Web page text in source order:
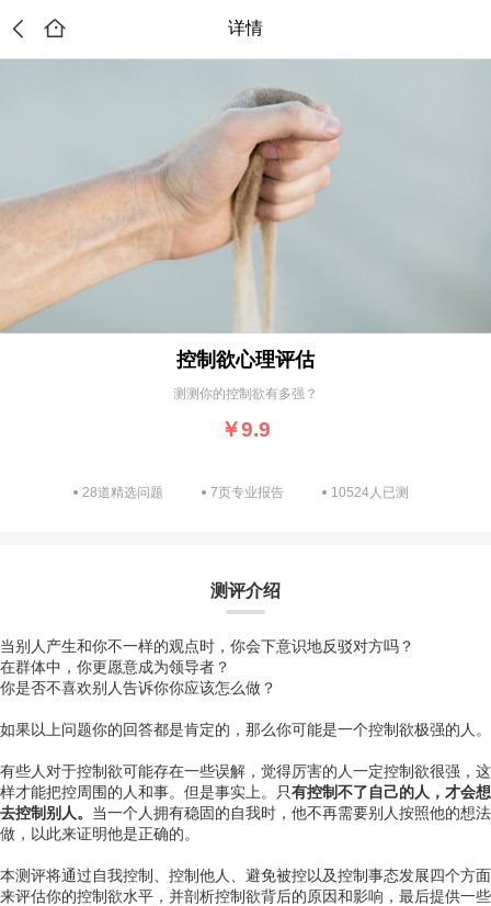
详情
控制欲心理评估
测测你的控制欲有多强？
￥9.9
28道精选问题 7页专业报告 10524人已测
测评介绍
当别人产生和你不一样的观点时，你会下意识地反驳对方吗？
在群体中，你更愿意成为领导者？
你是否不喜欢别人告诉你你应该怎么做？
如果以上问题你的回答都是肯定的，那么你可能是一个控制欲极强的人。
有些人对于控制欲可能存在一些误解，觉得厉害的人一定控制欲很强，这
样才能把控周围的人和事。但是事实上。只有控制不了自己的人，才会想
去控制别人。 当一个人拥有稳固的自我时，他不再需要别人按照他的想法
做，以此来证明他是正确的。
本测评将通过自我控制、控制他人、避免被控以及控制事态发展四个方面
来评估你的控制欲水平，并剖析控制欲背后的原因和影响，最后提供一些